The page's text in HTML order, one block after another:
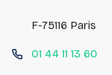
F-75116 Paris
01 44 11 13 60